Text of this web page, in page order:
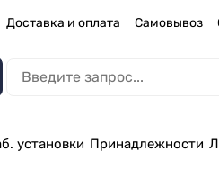
Доставка и оплата Самовывоз
установки Принадлежности